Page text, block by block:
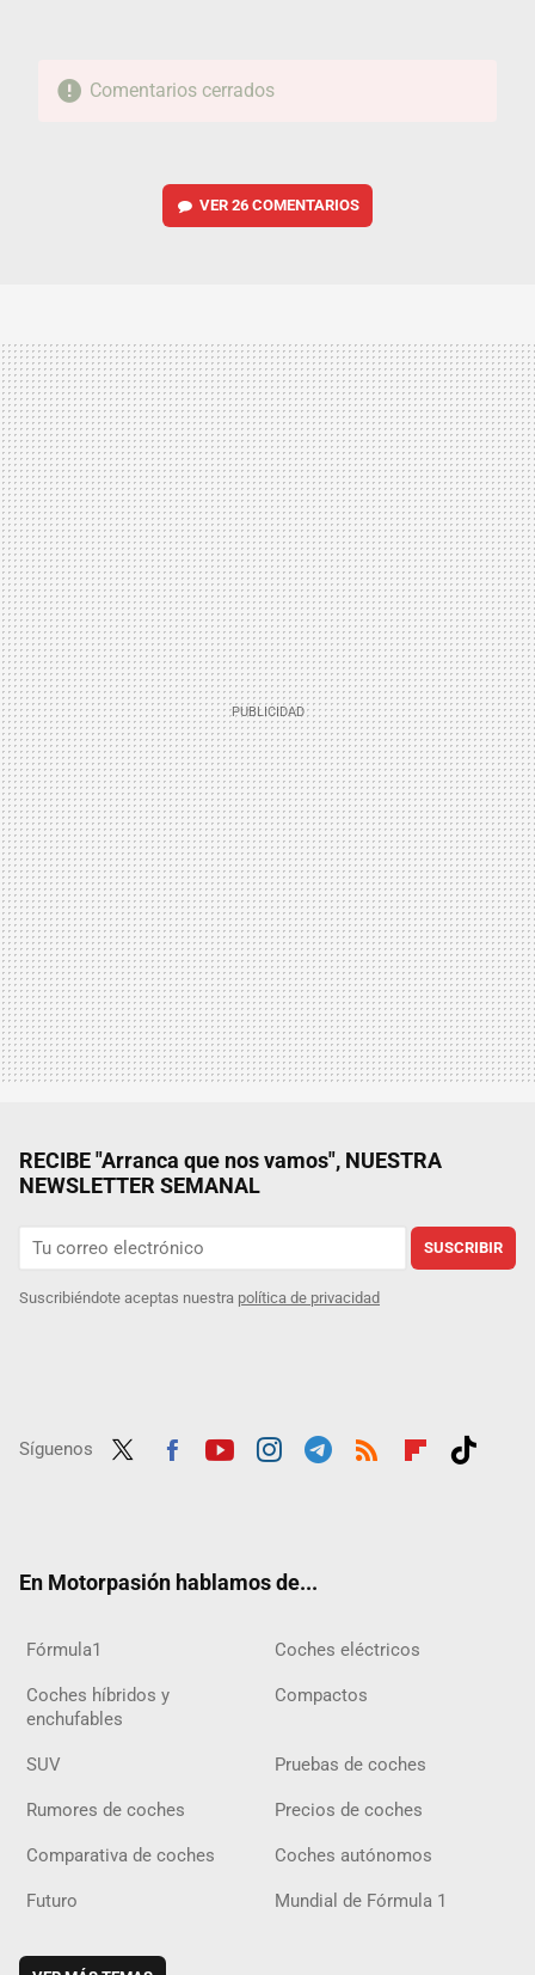
Comentarios cerrados
VER 26 COMENTARIOS
RECIBE "Arranca que nos vamos", NUESTRA
NEWSLETTER SEMANAL
SUSCRIBIR
Suscribiéndote aceptas nuestra política de privacidad
Síguenos
En Motorpasión hablamos de...
Fórmula1 Coches eléctricos
Coches híbridos y
enchufables
Compactos
SUV Pruebas de coches
Rumores de coches Precios de coches
Comparativa de coches Coches autónomos
Futuro Mundial de Fórmula 1